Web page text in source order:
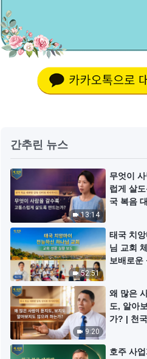
간추린 뉴스
13:14
무엇이
럽게 살
국 복음
52:51
태국 치
님 교회
보배로운
9:20
왜 많은
도, 알아
가? | 천
호주 사